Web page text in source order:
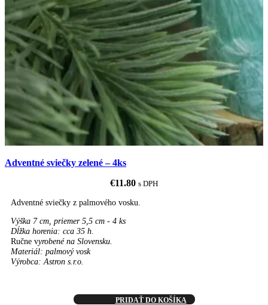
Adventné sviečky zelené – 4ks
€11.80 s DPH
Adventné sviečky z palmového vosku.
Výška 7 cm, priemer 5,5 cm - 4 ks
Dĺžka horenia: cca 35 h.
Ručne vyrobené na Slovensku.
Materiál: palmový vosk
Výrobca: Astron s.r.o.
PRIDAŤ DO KOŠÍKA